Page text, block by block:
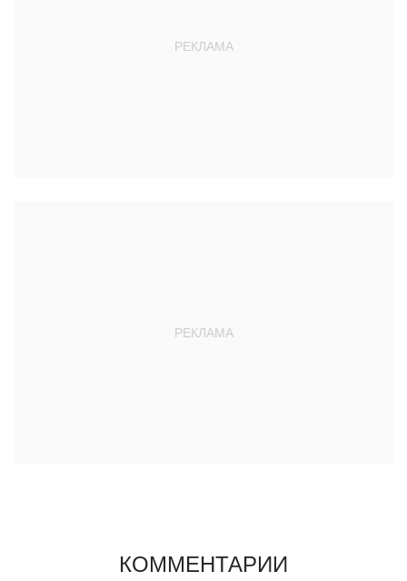
КОММЕНТАРИИ